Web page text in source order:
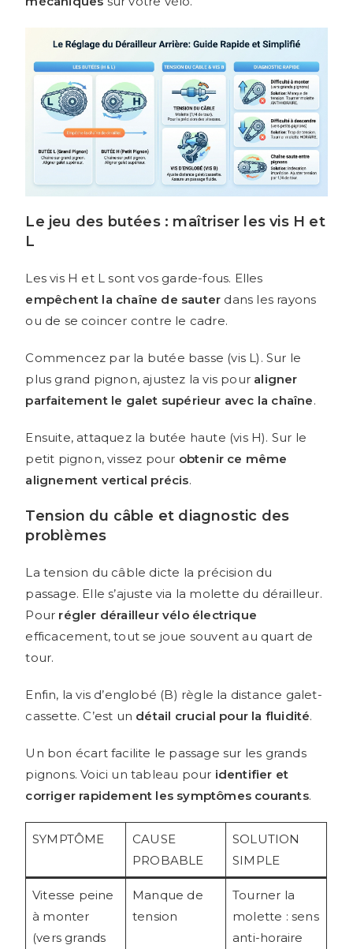
Le jeu des butées : maîtriser les vis H et
L
Les vis H et L sont vos garde-fous. Elles
empêchent la chaîne de sauter dans les rayons
ou de se coincer contre le cadre.
Commencez par la butée basse (vis L). Sur le
plus grand pignon, ajustez la vis pour aligner
parfaitement le galet supérieur avec la chaîne.
Ensuite, attaquez la butée haute (vis H). Sur le
petit pignon, vissez pour obtenir ce même
alignement vertical précis.
Tension du câble et diagnostic des
problèmes
La tension du câble dicte la précision du
passage. Elle s’ajuste via la molette du dérailleur.
Pour régler dérailleur vélo électrique
efficacement, tout se joue souvent au quart de
tour.
Enfin, la vis d’englobé (B) règle la distance galet-
cassette. C’est un détail crucial pour la fluidité.
Un bon écart facilite le passage sur les grands
pignons. Voici un tableau pour identifier et
corriger rapidement les symptômes courants.
SYMPTÔME
CAUSE
PROBABLE
SOLUTION
SIMPLE
Vitesse peine
à monter
(vers grands
Manque de
tension
Tourner la
molette : sens
anti-horaire